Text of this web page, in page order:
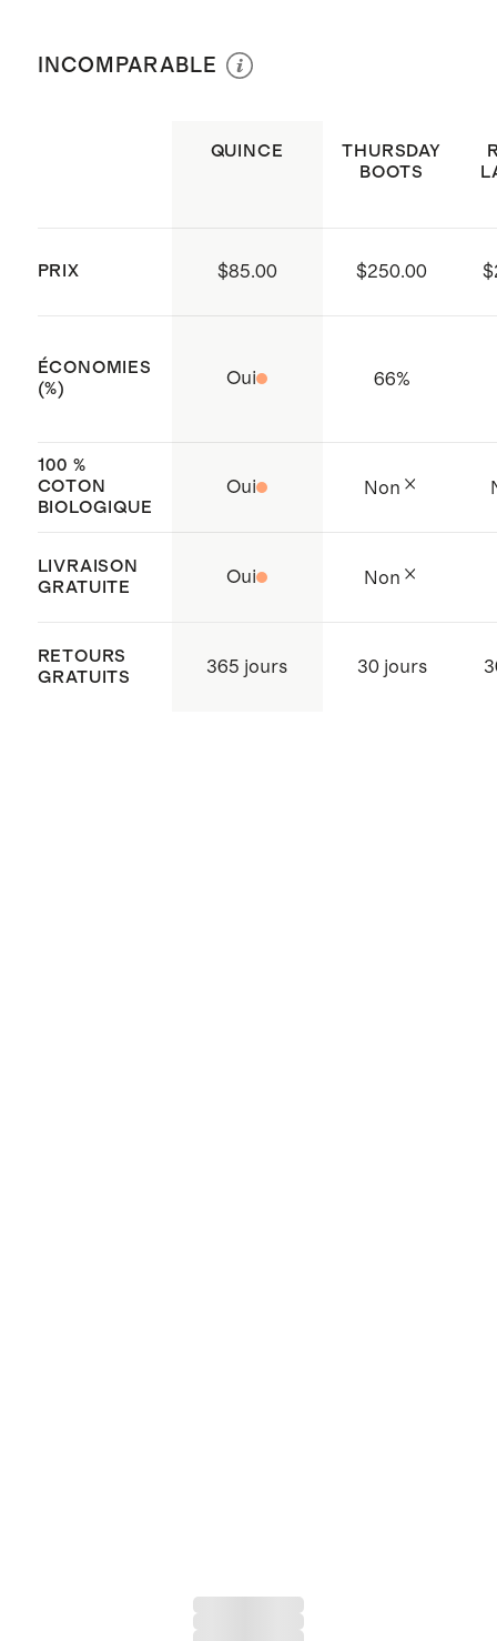
Sécher par culbutage à basse
INCOMPARABLE
QUINCE
THURSDAY
BOOTS
PRIX $85.00 $250.00
ÉCONOMIES
(%)
Oui 66%
100 %
COTON
BIOLOGIQUE
Oui Non
LIVRAISON
GRATUITE
Oui Non
RETOURS
GRATUITS
365 jours 30 jours